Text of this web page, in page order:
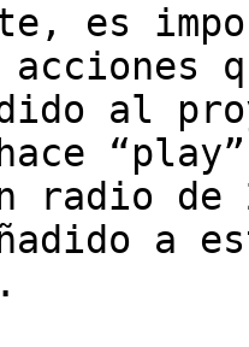
es
al
hace
radio
a